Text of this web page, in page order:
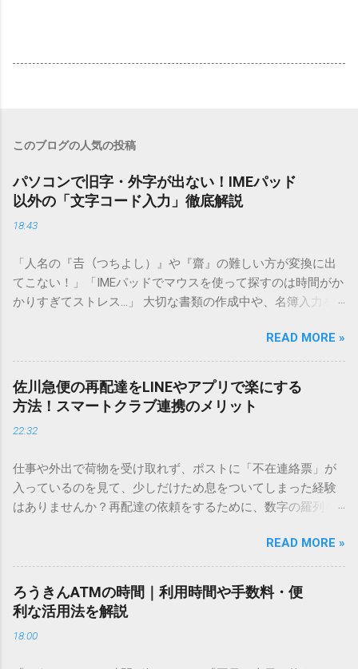
このブログの人気の投稿
パソコンで旧字・外字が出ない！IMEパッド
以外の「文字コード入力」徹底解説
18:43
「人名の『𠮷（つちよし）』や『齋』の難しい方が変換に出
てこない！」「IMEパッドでマウスを使って探すのは時間がか
かりすぎてストレス…」 大切な書類の作成中や、名簿入力を
てしまいますよね。多くの人が「IMEパッド（手書き入力）」
を使いますが、実はマウスで一画ずつ書くのは非効率です
し、似た漢字が多すぎて結局見つからないことも少なくあり
ません。 そこで今回は、IMEパッドを使わずに、特定のコー
ドを打ち込むだけで一瞬で旧字や外字、特殊記号を呼び出す
「文字コード入力」のテクニックを詳しく解説します。 この
必要はありません。 1. なぜ「変換」しても旧字・外字が出て
こないのか？ そもそも、なぜ普通の変換で出てこない漢字が
あるのでしょうか。その理由は、パソコンが文字を認識する
は、JIS規格（日本産業規格）によって「第1水準」「第2水
準」といった形で整理されています。しかし、人名や地名に
使われる非常に古い漢字（旧字）や、特定の組織だけで作ら
れた「外字」は、この一般的な変換リストに含まれていない
ン上のすべての文字には、いわば「住所」のような番号が割
READ MORE »
佐川急便の再配達をLINEやアプリで楽にする
方法！スマートクラブ連携のメリット
22:32
仕事や外出で荷物を受け取れず、ポストに「不在連絡票」が
入っているのを見て、少しだけため息をついてしまった経験
はありませんか？再配達の依頼をするために、数字の羅列を
ことに申し訳なさを感じたりすることもあるかもしれませ
ん。 「もっとスムーズに、自分のタイミングで受け取りた
い」 「わざわざ電話をかけずに、スマホ一つで完結させた
い」 そんな願いを叶えてくれるのが、佐川急便の会員制サー
ビス「スマートクラブ」と、LINEや公式アプリの連携です。
これらを活用するだけで、再配達のストレスは驚くほど軽く
READ MORE »
ろうきんATMの時間｜利用時間や手数料・便
利な活用法を解説
18:00